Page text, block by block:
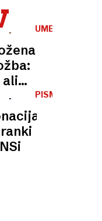
UMETNA
ali
res
kar
PISMA
NSi